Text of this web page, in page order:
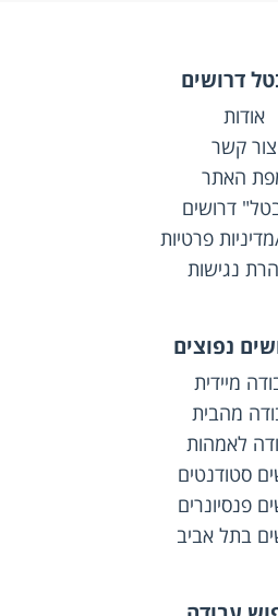
דרושים
אודות
צור קשר
האתר
דרושים
פרטיות
נגישות
נפוצים
מיידית
מהבית
לאמהות
סטודנטים
פנסיונרים
בתל אביב